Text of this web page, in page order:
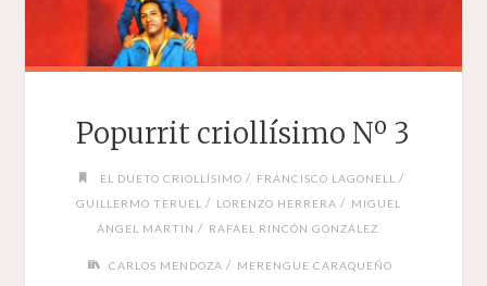
Popurrit criollísimo Nº 3
EL DUETO CRIOLLÍSIMO / FRANCISCO LAGONELL /
GUILLERMO TERUEL / LORENZO HERRERA / MIGUEL
ÁNGEL MARTIN / RAFAEL RINCÓN GONZÁLEZ
CARLOS MENDOZA / MERENGUE CARAQUEÑO